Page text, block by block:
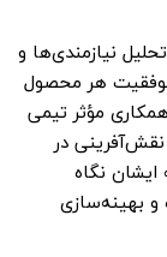
نیازمندی‌ها و
موفقیت هر محصول
همکاری مؤثر تیمی
در
نگاه
و بهینه‌سازی